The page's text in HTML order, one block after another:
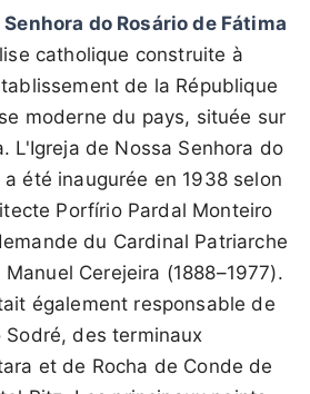
do Rosário de Fátima
catholique construite à
de la République
moderne du pays, située sur
L'Igreja de Nossa Senhora do
été inaugurée en 1938 selon
Porfírio Pardal Monteiro
du Cardinal Patriarche
Cerejeira (1888–1977).
également responsable de
des terminaux
et de Rocha de Conde de